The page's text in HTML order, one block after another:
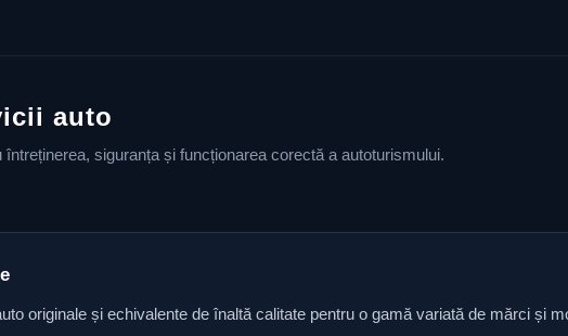
auto
întreținerea, siguranța și funcționarea corectă a autoturismului.
originale și echivalente de înaltă calitate pentru o gamă variată de mărci și